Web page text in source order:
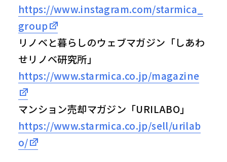
https://www.instagram.com/starmica_
group
リノベと暮らしのウェブマガジン「しあわ
せリノベ研究所」
https://www.starmica.co.jp/magazine
マンション売却マガジン「URILABO」
https://www.starmica.co.jp/sell/urilab
o/